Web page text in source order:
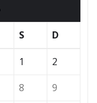
S D
1
2
8
9